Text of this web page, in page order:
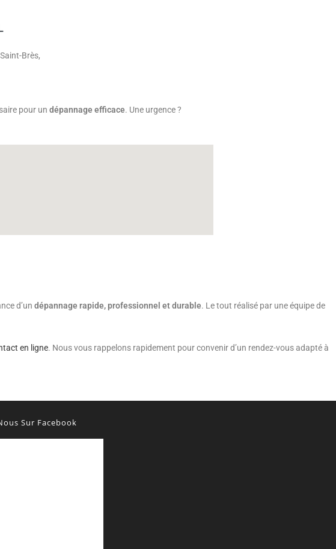
Brès,
pour un dépannage efficace. Une urgence ?
d’un dépannage rapide, professionnel et durable. Le tout réalisé par une équipe de
en ligne. Nous vous rappelons rapidement pour convenir d’un rendez-vous adapté à
Sur Facebook